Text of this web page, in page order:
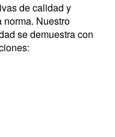
de calidad y
norma. Nuestro
se demuestra con